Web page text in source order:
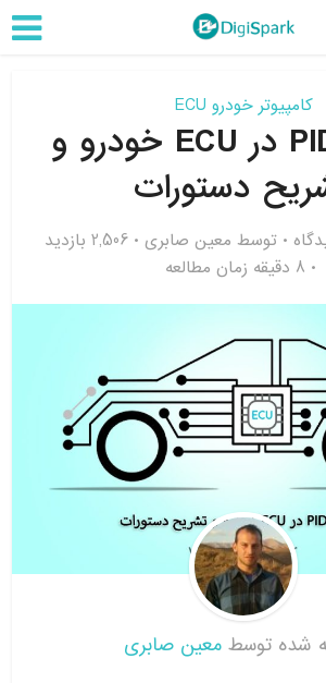
کامپیوتر خودرو ECU
فرامین PID در ECU خودرو و
دستورات
توسط معین صابری
2,506 بازدید
8 دقیقه زمان مطالعه
شده توسط معین صابری